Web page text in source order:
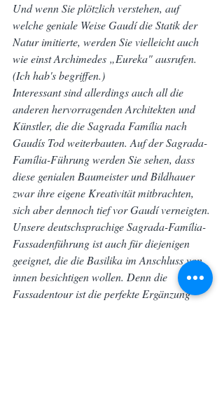
Und wenn Sie plötzlich verstehen, auf
welche geniale Weise Gaudí die Statik der
Natur imitierte, werden Sie vielleicht auch
wie einst Archimedes „Eureka" ausrufen.
(Ich hab's begriffen.)
Interessant sind allerdings auch all die
anderen hervorragenden Architekten und
Künstler, die die Sagrada Família nach
Gaudís Tod weiterbauten. Auf der Sagrada-
Família-Führung werden Sie sehen, dass
diese genialen Baumeister und Bildhauer
zwar ihre eigene Kreativität mitbrachten,
sich aber dennoch tief vor Gaudí verneigten.
Unsere deutschsprachige Sagrada-Família-
Fassadenführung ist auch für diejenigen
geeignet, die die Basilika im Anschluss von
innen besichtigen wollen. Denn die
Fassadentour ist die perfekte Ergänzung